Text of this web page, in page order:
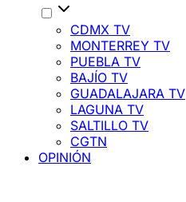
CDMX TV
MONTERREY TV
PUEBLA TV
BAJÍO TV
GUADALAJARA TV
LAGUNA TV
SALTILLO TV
CGTN
OPINIÓN